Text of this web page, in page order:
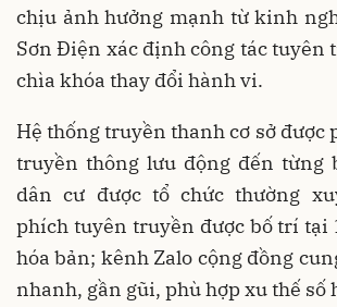
chịu ảnh hưởng mạnh từ kinh
Sơn Điện xác định công tác tuyên
chìa khóa thay đổi hành vi.
Hệ thống truyền thanh cơ sở được
truyền thông lưu động đến từng
dân cư được tổ chức thường
phích tuyên truyền được bố trí tại
hóa bản; kênh Zalo cộng đồng
nhanh, gần gũi, phù hợp xu thế số